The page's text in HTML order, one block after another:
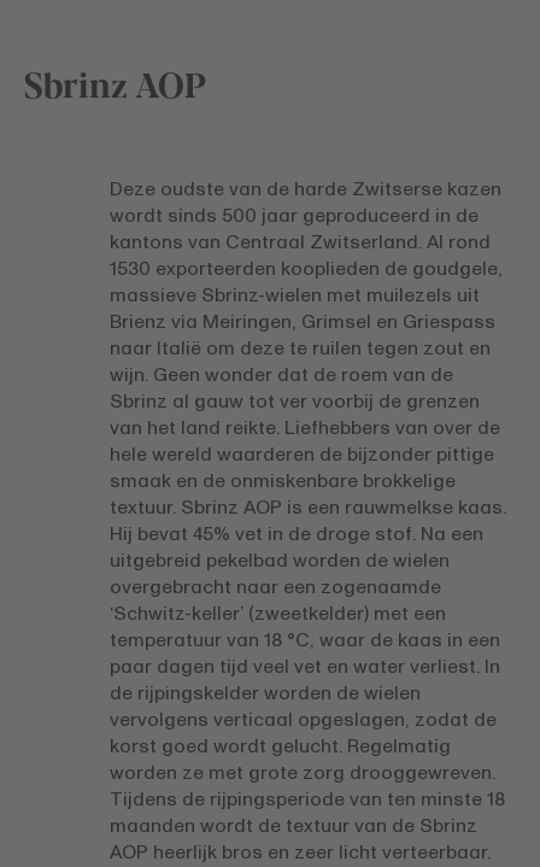
Sbrinz AOP
Deze oudste van de harde Zwitserse kazen
wordt sinds 500 jaar geproduceerd in de
kantons van Centraal Zwitserland. Al rond
1530 exporteerden kooplieden de goudgele,
massieve Sbrinz-wielen met muilezels uit
Brienz via Meiringen, Grimsel en Griespass
naar Italië om deze te ruilen tegen zout en
wijn. Geen wonder dat de roem van de
Sbrinz al gauw tot ver voorbij de grenzen
van het land reikte. Liefhebbers van over de
hele wereld waarderen de bijzonder pittige
smaak en de onmiskenbare brokkelige
textuur. Sbrinz AOP is een rauwmelkse kaas.
Hij bevat 45% vet in de droge stof. Na een
uitgebreid pekelbad worden de wielen
overgebracht naar een zogenaamde
‘Schwitz-keller’ (zweetkelder) met een
temperatuur van 18 °C, waar de kaas in een
paar dagen tijd veel vet en water verliest. In
de rijpingskelder worden de wielen
vervolgens verticaal opgeslagen, zodat de
korst goed wordt gelucht. Regelmatig
worden ze met grote zorg drooggewreven.
Tijdens de rijpingsperiode van ten minste 18
maanden wordt de textuur van de Sbrinz
AOP heerlijk bros en zeer licht verteerbaar.